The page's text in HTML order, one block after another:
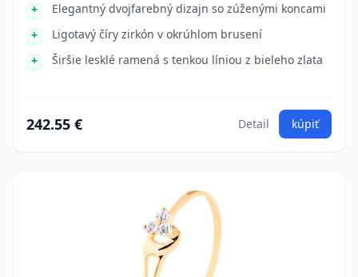
Elegantný dvojfarebný dizajn so zúženými koncami
Ligotavý číry zirkón v okrúhlom brusení
Širšie lesklé ramená s tenkou líniou z bieleho zlata
242.55 € Detail kúpiť